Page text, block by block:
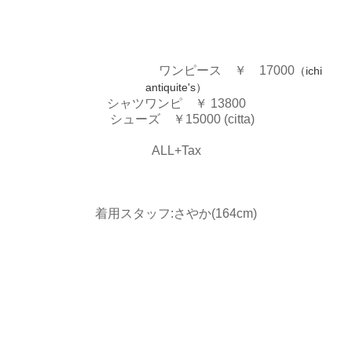
ワンピース ￥ 17000 （ichi
antiquite's）
シャツワンピ ￥ 13800
シューズ ￥15000 (citta)
ALL+Tax
着用スタッフ:さやか(164cm)